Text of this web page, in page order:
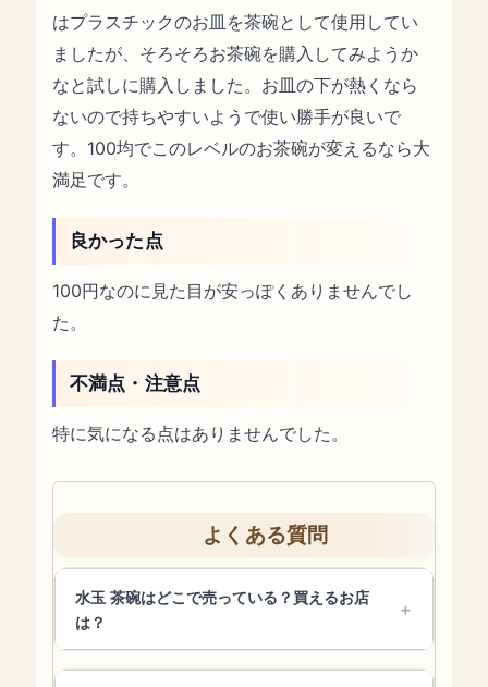
はプラスチックのお皿を茶碗として使用してい
ましたが、そろそろお茶碗を購入してみようか
なと試しに購入しました。お皿の下が熱くなら
ないので持ちやすいようで使い勝手が良いで
す。100均でこのレベルのお茶碗が変えるなら大
満足です。
良かった点
100円なのに見た目が安っぽくありませんでし
た。
不満点・注意点
特に気になる点はありませんでした。
よくある質問
水玉 茶碗はどこで売っている？買えるお店
は？